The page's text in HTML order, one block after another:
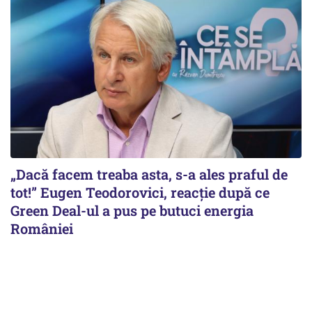
„Dacă facem treaba asta, s-a ales praful de
tot!” Eugen Teodorovici, reacție după ce
Green Deal-ul a pus pe butuci energia
României